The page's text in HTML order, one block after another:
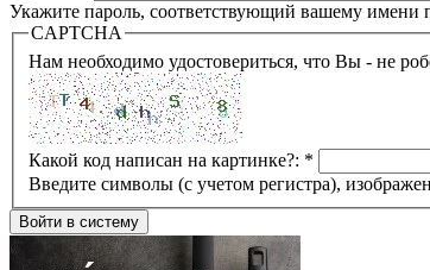
Укажите пароль, соответствующий вашему имени
CAPTCHA
Нам необходимо удостовериться, что Вы - не
Какой код написан на картинке?: *
Введите символы (с учетом регистра),